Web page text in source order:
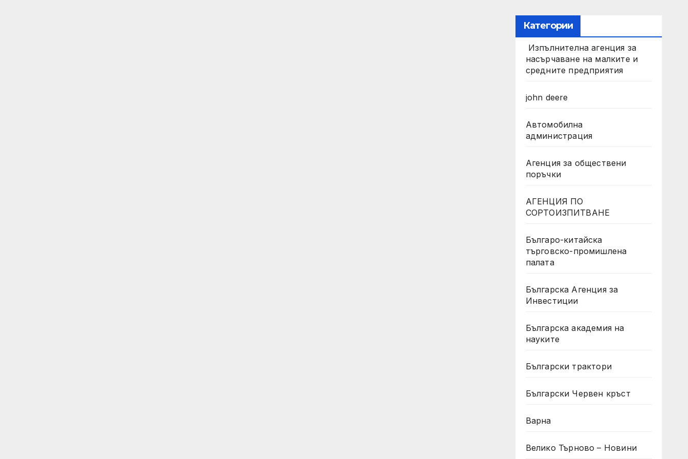
Категории
Изпълнителна агенция за
насърчаване на малките и
средните предприятия
john deere
Автомобилна
администрация
Агенция за обществени
поръчки
АГЕНЦИЯ ПО
СОРТОИЗПИТВАНЕ
Българо-китайска
търговско-промишлена
палата
Българска Агенция за
Инвестиции
Българска академия на
науките
Български трактори
Български Червен кръст
Варна
Велико Търново – Новини